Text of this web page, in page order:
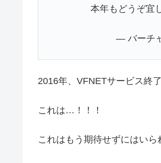
本年もどうぞ宜
— バーチ
2016年、VFNETサービス終
これは…！！！
これはもう期待せずにはいら